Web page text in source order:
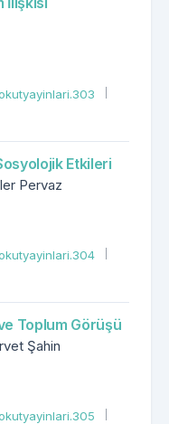
Etkileri
Pervaz
Toplum Görüşü
Şahin